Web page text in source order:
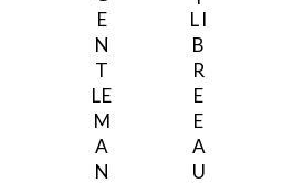
E
N
T
LE
M
A
N
LI
B
R
E
E
A
U